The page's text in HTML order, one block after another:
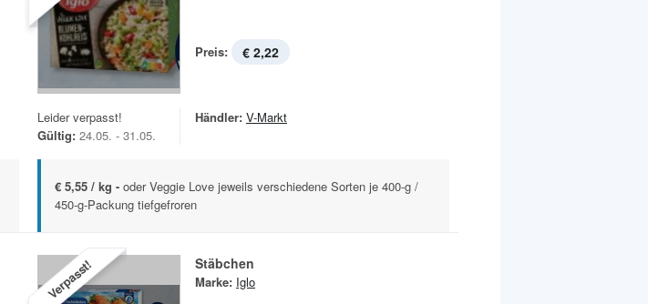
Preis: € 2,22
Leider verpasst!
Gültig: 24.05. - 31.05.
Händler: V-Markt
€ 5,55 / kg - oder Veggie Love jeweils verschiedene Sorten je 400-g /
450-g-Packung tiefgefroren
Verpasst! Stäbchen
Marke: Iglo